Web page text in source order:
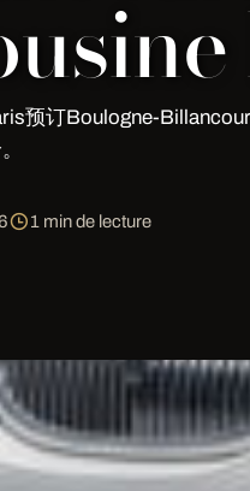
预订Boulogne-
1 min de lecture
在 Boulogne-